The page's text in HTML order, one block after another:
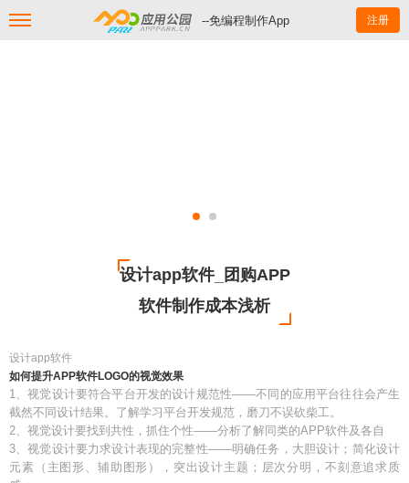
--免编程制作App 注册
设计app软件_团购APP
软件制作成本浅析
设计app软件
如何提升APP软件LOGO的视觉效果
1、视觉设计要符合平台开发的设计规范性——不同的应用平台往往会产生
截然不同设计结果。了解学习平台开发规范，磨刀不误砍柴工。
2、视觉设计要找到共性，抓住个性——分析了解同类的APP软件及各自
3、视觉设计要力求设计表现的完整性——明确任务，大胆设计；简化设计
元素（主图形、辅助图形），突出设计主题；层次分明，不刻意追求质